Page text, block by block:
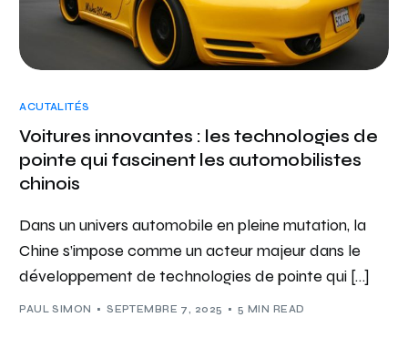
ACUTALITÉS
Voitures innovantes : les technologies de
pointe qui fascinent les automobilistes
chinois
Dans un univers automobile en pleine mutation, la
Chine s’impose comme un acteur majeur dans le
développement de technologies de pointe qui […]
PAUL SIMON SEPTEMBRE 7, 2025 5 MIN READ